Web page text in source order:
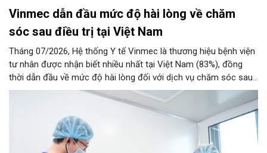
Vinmec dẫn đầu mức độ hài lòng về chăm
sóc sau điều trị tại Việt Nam
Tháng 07/2026, Hệ thống Y tế Vinmec là thương hiệu bệnh viện
tư nhân được nhận biết nhiều nhất tại Việt Nam (83%), đồng
thời dẫn đầu về mức độ hài lòng đối với dịch vụ chăm sóc sau
điều trị.